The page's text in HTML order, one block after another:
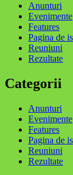
Anunturi
Evenimente
Features
Pagina de
Reuniuni
Rezultate
Categorii
Anunturi
Evenimente
Features
Pagina de
Reuniuni
Rezultate